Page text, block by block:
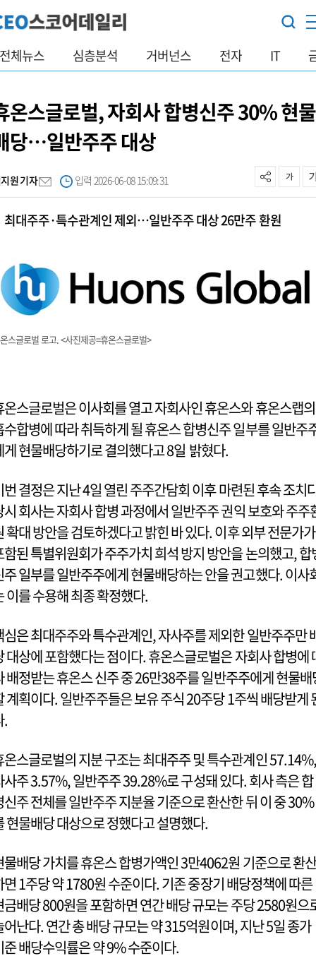
전체뉴스 심층분석 거버넌스 전자 IT
온스글로벌, 자회사 합병신주 30% 현물
당…일반주주 대상
원 기자 입력 2026-06-08 15:09:31
최대주주·특수관계인 제외…일반주주 대상 26만주 환원
스글로벌 로고. <사진제공=휴온스글로벌>
온스글로벌은 이사회를 열고 자회사인 휴온스와 휴온스랩의
수합병에 따라 취득하게 될 휴온스 합병신주 일부를 일반주
게 현물배당하기로 결의했다고 8일 밝혔다.
번 결정은 지난 4일 열린 주주간담회 이후 마련된 후속 조치
시 회사는 자회사 합병 과정에서 일반주주 권익 보호와 주주
확대 방안을 검토하겠다고 밝힌 바 있다. 이후 외부 전문가가
함된 특별위원회가 주주가치 희석 방지 방안을 논의했고, 합
주 일부를 일반주주에게 현물배당하는 안을 권고했다. 이사
이를 수용해 최종 확정했다.
심은 최대주주와 특수관계인, 자사주를 제외한 일반주주만
대상에 포함했다는 점이다. 휴온스글로벌은 자회사 합병에
배정받는 휴온스 신주 중 26만38주를 일반주주에게 현물배
계획이다. 일반주주들은 보유 주식 20주당 1주씩 배당받게
.
온스글로벌의 지분 구조는 최대주주 및 특수관계인 57.14%,
사주 3.57%, 일반주주 39.28%로 구성돼 있다. 회사 측은 합
신주 전체를 일반주주 지분율 기준으로 환산한 뒤 이 중 30%
현물배당 대상으로 정했다고 설명했다.
물배당 가치를 휴온스 합병가액인 3만4062원 기준으로 환산
면 1주당 약 1780원 수준이다. 기존 중장기 배당정책에 따른
금배당 800원을 포함하면 연간 배당 규모는 주당 2580원으
어난다. 연간 총 배당 규모는 약 315억원이며, 지난 5일 종가
준 배당수익률은 약 9% 수준이다.